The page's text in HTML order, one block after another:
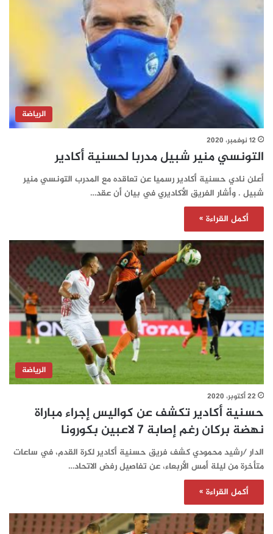
الرياضة
12 نوفمبر، 2020
التونسي منير شبيل مدربا لحسنية أكادير
أعلن نادي حسنية أكادير رسميا عن تعاقده مع المدرب التونسي منير
شبيل . وأشار الفريق الأكاديري في بيان أن عقد…
أكمل القراءة »
الرياضة
22 أكتوبر، 2020
حسنية أكادير تكشف عن كواليس إجراء مباراة
نهضة بركان رغم إصابة 7 لاعبين بكورونا
الدار /رشيد محمودي كشف فريق حسنية أكادير لكرة القدم، في ساعات
متأخرة من ليلة أمس الأربعاء، عن تفاصيل رفض الاتحاد…
أكمل القراءة »